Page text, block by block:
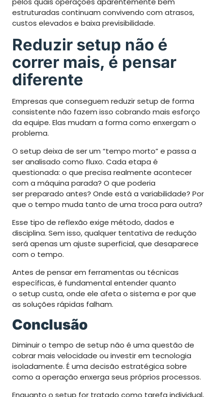
estruturadas continuam convivendo com atrasos,
custos elevados e baixa previsibilidade.
Reduzir setup não é
correr mais, é pensar
diferente
Empresas que conseguem reduzir setup de forma
consistente não fazem isso cobrando mais esforço
da equipe. Elas mudam a forma como enxergam o
problema.
O setup deixa de ser um “tempo morto” e passa a
ser analisado como fluxo. Cada etapa é
questionada: o que precisa realmente acontecer
com a máquina parada? O que poderia
ser preparado antes? Onde está a variabilidade? Por
que o tempo muda tanto de uma troca para outra?
Esse tipo de reflexão exige método, dados e
disciplina. Sem isso, qualquer tentativa de redução
será apenas um ajuste superficial, que desaparece
com o tempo.
Antes de pensar em ferramentas ou técnicas
específicas, é fundamental entender quanto
o setup custa, onde ele afeta o sistema e por que
as soluções rápidas falham.
Conclusão
Diminuir o tempo de setup não é uma questão de
cobrar mais velocidade ou investir em tecnologia
isoladamente. É uma decisão estratégica sobre
como a operação enxerga seus próprios processos.
Enquanto o setup for tratado como tarefa individual,